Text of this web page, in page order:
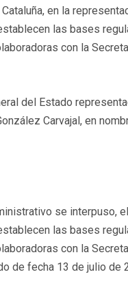
en la
las bases
con la
del Estado
Carvajal, en
se interpuso,
las bases
con la
de fecha 13 de julio de